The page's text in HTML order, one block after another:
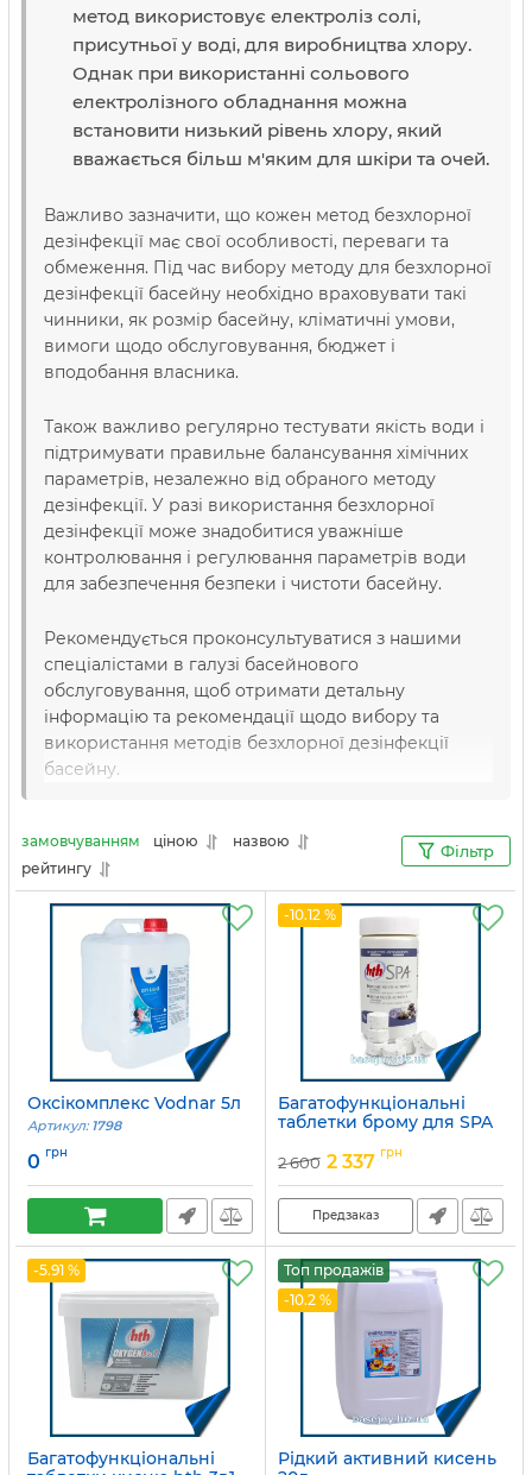
метод використовує електроліз солі,
присутньої у воді, для виробництва хлору.
Однак при використанні сольового
електролізного обладнання можна
встановити низький рівень хлору, який
вважається більш м'яким для шкіри та очей.
Важливо зазначити, що кожен метод безхлорної
дезінфекції має свої особливості, переваги та
обмеження. Під час вибору методу для безхлорної
дезінфекції басейну необхідно враховувати такі
чинники, як розмір басейну, кліматичні умови,
вимоги щодо обслуговування, бюджет і
вподобання власника.
Також важливо регулярно тестувати якість води і
підтримувати правильне балансування хімічних
параметрів, незалежно від обраного методу
дезінфекції. У разі використання безхлорної
дезінфекції може знадобитися уважніше
контролювання і регулювання параметрів води
для забезпечення безпеки і чистоти басейну.
Рекомендується проконсультуватися з нашими
спеціалістами в галузі басейнового
обслуговування, щоб отримати детальну
інформацію та рекомендації щодо вибору та
використання методів безхлорної дезінфекції
басейну.
замовчуванням ціною
назвою
рейтингу
Фільтр
Оксікомплекс Vodnar 5л
Артикул: 1798
0 грн
-10.12 %
Багатофункціональні
таблетки брому для SPA
Артикул: D800231HA
2 600 2 337 грн
Предзаказ
-5.91 %
Багатофункціональні
Топ продажів
-10.2 %
Рідкий активний кисень